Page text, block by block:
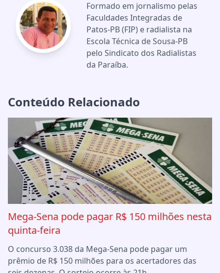
Formado em jornalismo pelas
Faculdades Integradas de
Patos-PB (FIP) e radialista na
Escola Técnica de Sousa-PB
pelo Sindicato dos Radialistas
da Paraíba.
Conteúdo Relacionado
Mega-Sena pode pagar R$ 150 milhões nesta
quinta-feira
O concurso 3.038 da Mega-Sena pode pagar um
prêmio de R$ 150 milhões para os acertadores das